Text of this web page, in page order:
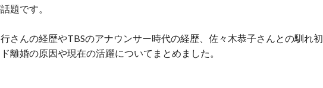
題です。
さんの経歴やTBSのアナウンサー時代の経歴、佐々木恭子さんとの馴れ初
離婚の原因や現在の活躍についてまとめました。